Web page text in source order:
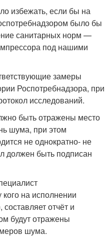
избежать, если бы на
было бы
санитарных норм —
под нашими
замеры
Роспотребнадзора, при
исследований.
быть отражены место
шума, при этом
не однократно- не
должен быть подписан
кого на исполнении
отчёт и
будут отражены
шума.